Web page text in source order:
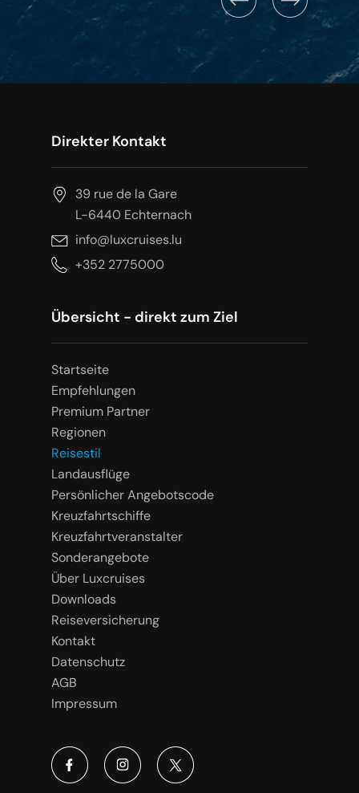
Direkter Kontakt
39 rue de la Gare
L-6440 Echternach
info@luxcruises.lu
+352 2775000
Übersicht - direkt zum Ziel
Startseite
Empfehlungen
Premium Partner
Regionen
Reisestil
Landausflüge
Persönlicher Angebotscode
Kreuzfahrtschiffe
Kreuzfahrtveranstalter
Sonderangebote
Über Luxcruises
Downloads
Reiseversicherung
Kontakt
Datenschutz
AGB
Impressum